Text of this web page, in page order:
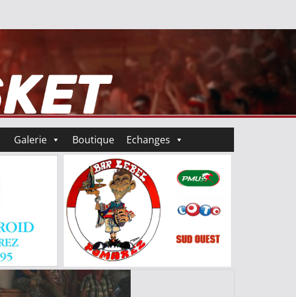
Galerie Boutique Echanges